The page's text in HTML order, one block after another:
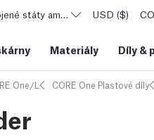
státy americké USD ($)
Materiály Díly &
One/L CORE One Plastové díly